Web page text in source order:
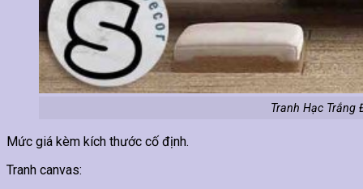
Tranh Hạc Trắng
Mức giá kèm kích thước cố định.
Tranh canvas: